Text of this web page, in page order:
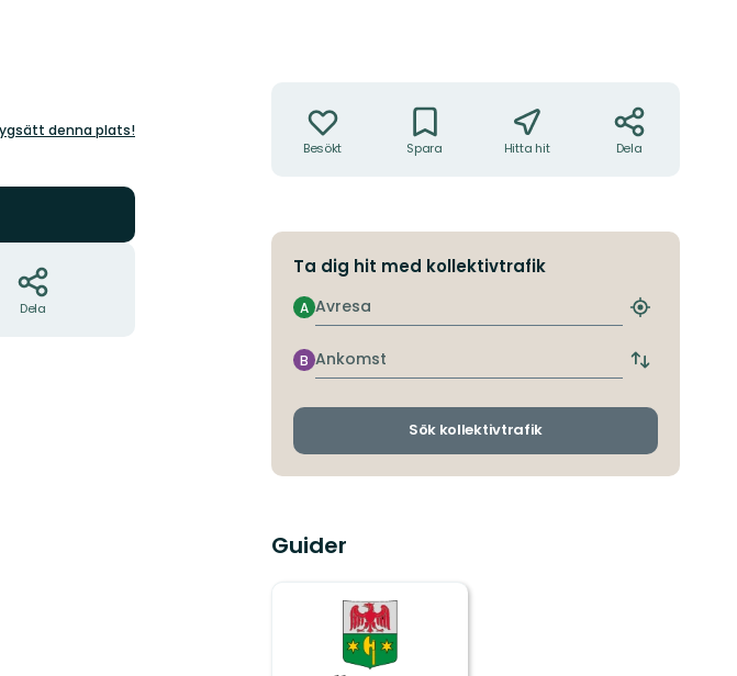
denna plats!
Dela
Besökt Spara Hitta hit Dela
Ta dig hit med kollektivtrafik
Avresa
A
Hitta
hållplats
Ankomst
B
Byt
och
Sök kollektivtrafik
Guider